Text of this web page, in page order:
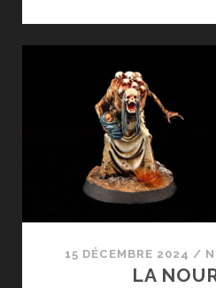
15 DÉCEMBRE 2024 /
LA